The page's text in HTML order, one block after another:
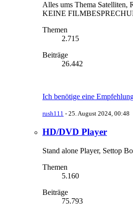
Alles ums Thema Satelliten,
KEINE
Themen
2.715
Beiträge
26.442
Ich benötige eine
rush111 - 25. August 2024, 00:48
HD/DVD Player
Stand alone Player, Settop
Themen
5.160
Beiträge
75.793